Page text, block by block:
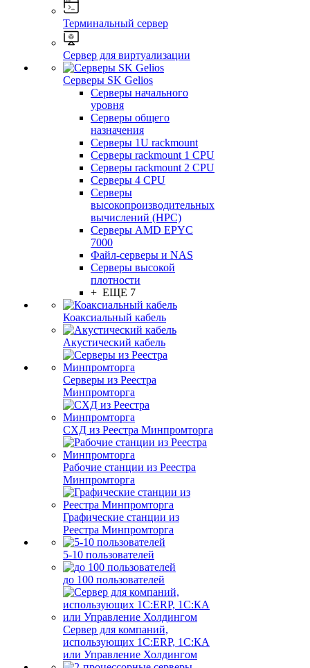
Терминальный сервер
Сервер для виртуализации
Серверы SK Gelios
Серверы начального
уровня
Серверы общего
назначения
Серверы 1U rackmount
Серверы rackmount 1 CPU
Серверы rackmount 2 CPU
Серверы 4 CPU
Серверы
высокопроизводительных
вычислений (HPC)
Серверы AMD EPYC
7000
Файл-серверы и NAS
Серверы высокой
плотности
+ ЕЩЕ 7
Коаксиальный кабель
Акустический кабель
Серверы из Реестра
Минпромторга
СХД из Реестра Минпромторга
Рабочие станции из Реестра
Минпромторга
Графические станции из
Реестра Минпромторга
5-10 пользователей
до 100 пользователей
Сервер для компаний,
использующих 1C:ERP, 1С:КА
или Управление Холдингом